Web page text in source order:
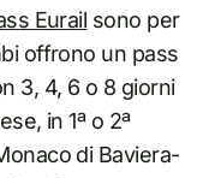
Eurail sono per
offrono un pass
3, 4, 6 o 8 giorni
in 1ª o 2ª
di Baviera-